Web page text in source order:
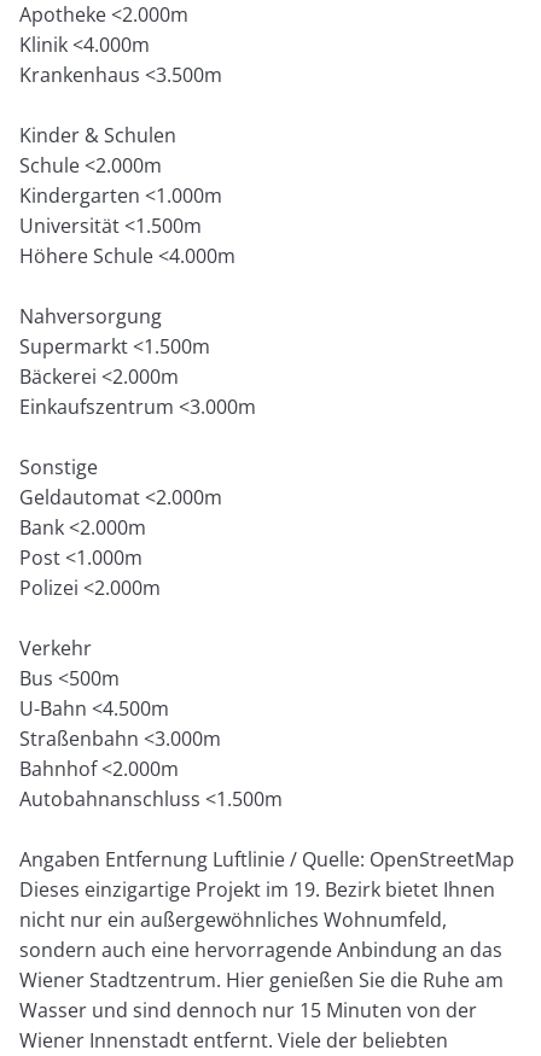
Apotheke <2.000m
Klinik <4.000m
Krankenhaus <3.500m
Kinder & Schulen
Schule <2.000m
Kindergarten <1.000m
Universität <1.500m
Höhere Schule <4.000m
Nahversorgung
Supermarkt <1.500m
Bäckerei <2.000m
Einkaufszentrum <3.000m
Sonstige
Geldautomat <2.000m
Bank <2.000m
Post <1.000m
Polizei <2.000m
Verkehr
Bus <500m
U-Bahn <4.500m
Straßenbahn <3.000m
Bahnhof <2.000m
Autobahnanschluss <1.500m
Angaben Entfernung Luftlinie / Quelle: OpenStreetMap
Dieses einzigartige Projekt im 19. Bezirk bietet Ihnen
nicht nur ein außergewöhnliches Wohnumfeld,
sondern auch eine hervorragende Anbindung an das
Wiener Stadtzentrum. Hier genießen Sie die Ruhe am
Wasser und sind dennoch nur 15 Minuten von der
Wiener Innenstadt entfernt. Viele der beliebten